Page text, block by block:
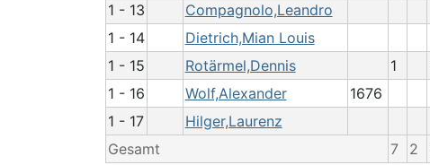
1 - 13
Compagnolo,Leandro
1 - 14
Dietrich,Mian Louis
1 - 15
Rotärmel,Dennis 1
1 - 16
Wolf,Alexander 1676
1 - 17
Hilger,Laurenz
Gesamt
7 2